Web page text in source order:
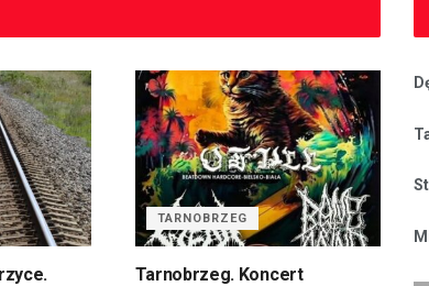
TARNOBRZEG
Tarnobrzeg. Koncert